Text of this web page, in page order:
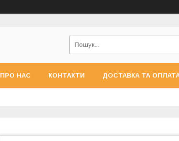
ПРО НАС КОНТАКТИ ДОСТАВКА ТА